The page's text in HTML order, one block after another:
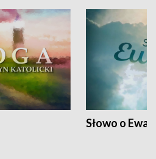
Słowo o